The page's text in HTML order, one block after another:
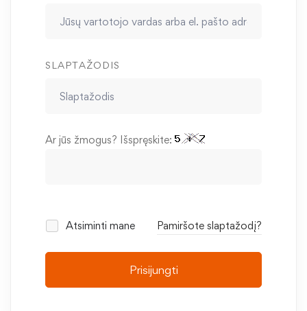
SLAPTAŽODIS
Ar jūs žmogus? Išspręskite:
Atsiminti mane Pamiršote slaptažodį?
Prisijungti